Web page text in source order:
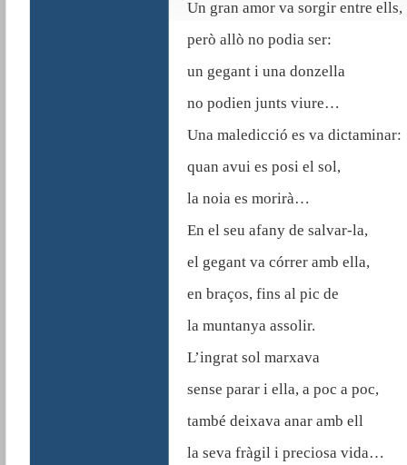
Un gran amor va sorgir entre ells,
però allò no podia ser:
un gegant i una donzella
no podien junts viure…
Una maledicció es va dictaminar:
quan avui es posi el sol,
la noia es morirà…
En el seu afany de salvar-la,
el gegant va córrer amb ella,
en braços, fins al pic de
la muntanya assolir.
L’ingrat sol marxava
sense parar i ella, a poc a poc,
també deixava anar amb ell
la seva fràgil i preciosa vida…